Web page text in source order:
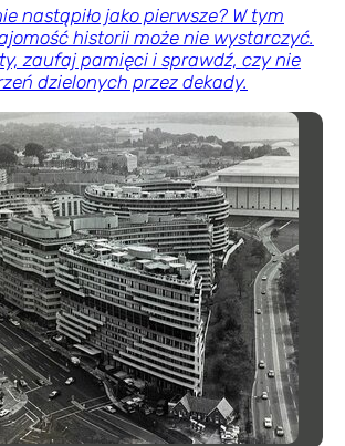
nastąpiło jako pierwsze? W tym
historii może nie wystarczyć.
zaufaj pamięci i sprawdź, czy nie
dzielonych przez dekady.